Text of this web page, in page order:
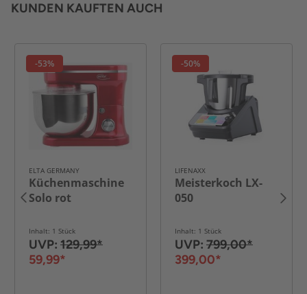
KUNDEN KAUFTEN AUCH
-53%
ELTA GERMANY
Küchenmaschine
Solo rot
Inhalt: 1 Stück
UVP: 129,99*
59,99*
-50%
LIFENAXX
Meisterkoch LX-
050
Inhalt: 1 Stück
UVP: 799,00*
399,00*